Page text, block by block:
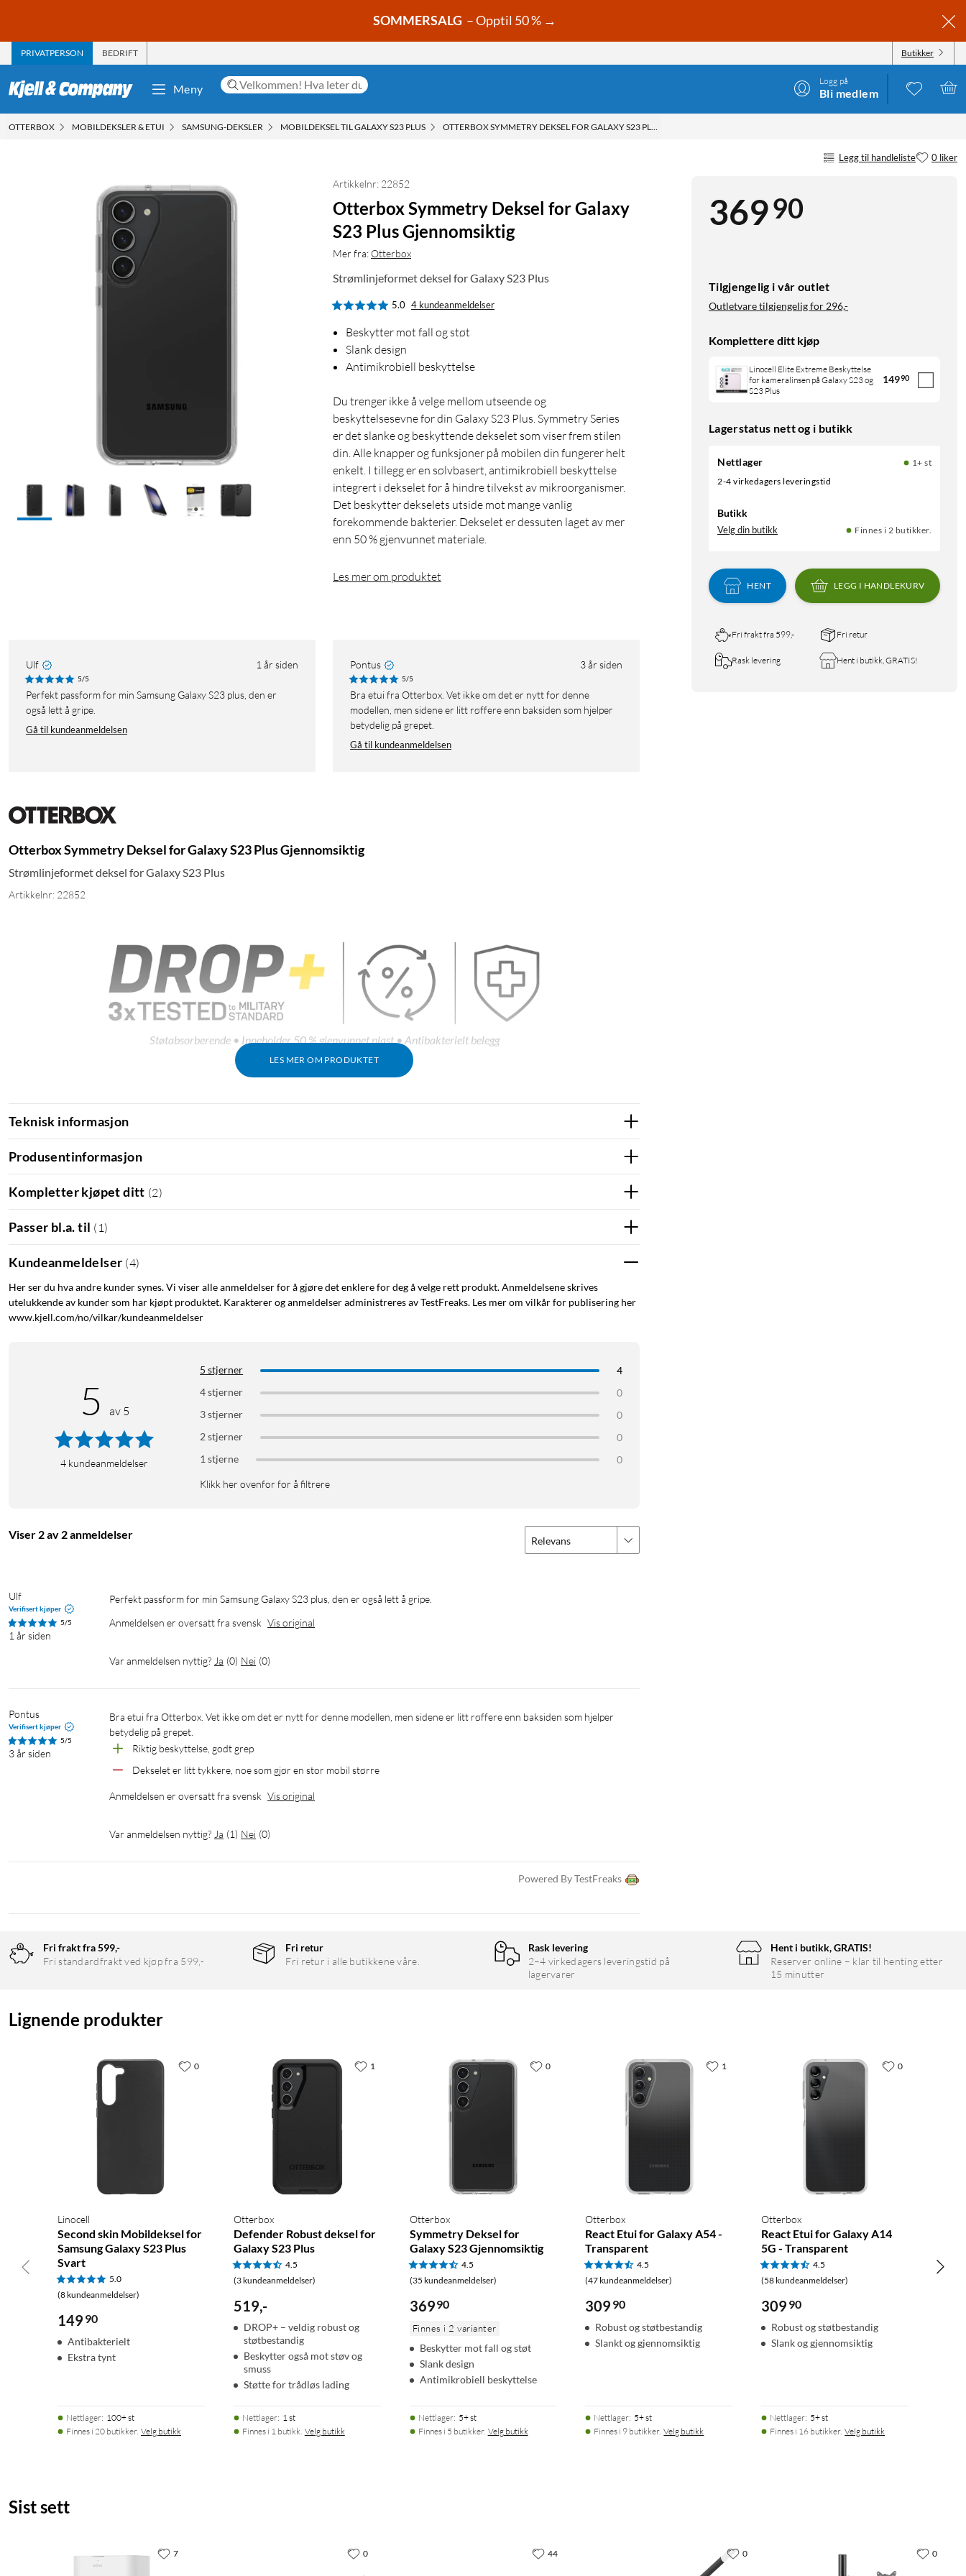
SOMMERSALG – Opptil 50 % →
PRIVATPERSON BEDRIFT Butikker
Meny
Logg på
Bli medlem
OTTERBOX MOBILDEKSLER & ETUI SAMSUNG-DEKSLER MOBILDEKSEL TIL GALAXY S23 PLUS OTTERBOX SYMMETRY DEKSEL FOR GALAXY S23 PLUS GJENNOMSIKTIG
Legg til handleliste 0 liker
36990
Tilgjengelig i vår outlet
Outletvare tilgjengelig for296,-
Komplettere ditt kjøp
Linocell Elite Extreme Beskyttelse
for kameralinsen på Galaxy S23 og
S23 Plus
14990
Lagerstatus nett og i butikk
Nettlager
1+ st
2-4 virkedagers leveringstid
Butikk
Velg din butikk Finnes i 2 butikker.
HENT LEGG I HANDLEKURV
Fri frakt fra 599,- Fri retur
Rask levering Hent i butikk, GRATIS!
Artikkelnr: 22852
Otterbox Symmetry Deksel for Galaxy
S23 Plus Gjennomsiktig
Mer fra:Otterbox
Strømlinjeformet deksel for Galaxy S23 Plus
5.0 4 kundeanmeldelser
Beskytter mot fall og støt
Slank design
Antimikrobiell beskyttelse
Du trenger ikke å velge mellom utseende og
beskyttelsesevne for din Galaxy S23 Plus. Symmetry Series
er det slanke og beskyttende dekselet som viser frem stilen
din. Alle knapper og funksjoner på mobilen din fungerer helt
enkelt. I tillegg er en sølvbasert, antimikrobiell beskyttelse
integrert i dekselet for å hindre tilvekst av mikroorganismer.
Det beskytter dekselets utside mot mange vanlig
forekommende bakterier. Dekselet er dessuten laget av mer
enn 50 % gjenvunnet materiale.
Les mer om produktet
Ulf 1 år siden
5/5
Perfekt passform for min Samsung Galaxy S23 plus, den er
også lett å gripe.
Gå til kundeanmeldelsen
Pontus 3 år siden
5/5
Bra etui fra Otterbox. Vet ikke om det er nytt for denne
modellen, men sidene er litt røffere enn baksiden som hjelper
betydelig på grepet.
Gå til kundeanmeldelsen
Otterbox Symmetry Deksel for Galaxy S23 Plus Gjennomsiktig
Strømlinjeformet deksel for Galaxy S23 Plus
Artikkelnr: 22852
LES MER OM PRODUKTET
Støtabsorberende • Inneholder 50 % gjenvunnet plast • Antibakterielt belegg
Teknisk informasjon
Produsentinformasjon
Kompletter kjøpet ditt (2)
Passer bl.a. til ( 1 )
Kundeanmeldelser (4)
Her ser du hva andre kunder synes. Vi viser alle anmeldelser for å gjøre det enklere for deg å velge rett produkt. Anmeldelsene skrives
utelukkende av kunder som har kjøpt produktet. Karakterer og anmeldelser administreres av TestFreaks. Les mer om vilkår for publisering her
www.kjell.com/no/vilkar/kundeanmeldelser
5 av 5
4 kundeanmeldelser
5 stjerner
4
4 stjerner
0
3 stjerner
0
2 stjerner
0
1 stjerne
0
Klikk her ovenfor for å filtrere
Viser 2 av 2 anmeldelser Relevans
Ulf
Verifisert kjøper
5/5
1 år siden
Perfekt passform for min Samsung Galaxy S23 plus, den er også lett å gripe.
Anmeldelsen er oversatt fra svensk Vis original
Var anmeldelsen nyttig? Ja (0) Nei (0)
Pontus
Verifisert kjøper
5/5
3 år siden
Bra etui fra Otterbox. Vet ikke om det er nytt for denne modellen, men sidene er litt røffere enn baksiden som hjelper
betydelig på grepet.
Riktig beskyttelse, godt grep
Dekselet er litt tykkere, noe som gjør en stor mobil større
Anmeldelsen er oversatt fra svensk Vis original
Var anmeldelsen nyttig? Ja (1) Nei (0)
Powered By TestFreaks
Fri frakt fra 599,-
Fri standardfrakt ved kjøp fra 599,-
Fri retur
Fri retur i alle butikkene våre.
Rask levering
2–4 virkedagers leveringstid på
lagervarer
Hent i butikk, GRATIS!
Reserver online – klar til henting etter
15 minutter
Lignende produkter
Linocell
Second skin Mobildeksel for
Samsung Galaxy S23 Plus
Svart
5.0
(8 kundeanmeldelser)
149 90
Antibakterielt
Ekstra tynt
Nettlager: 100+ st
Finnes i 20 butikker. Velg butikk
0
Otterbox
Defender Robust deksel for
Galaxy S23 Plus
4.5
(3 kundeanmeldelser)
519,-
DROP+ – veldig robust og
støtbestandig
Beskytter også mot støv og
smuss
Støtte for trådløs lading
Nettlager: 1 st
Finnes i 1 butikk. Velg butikk
1
Otterbox
Symmetry Deksel for
Galaxy S23 Gjennomsiktig
4.5
(35 kundeanmeldelser)
36990
Finnes i 2 varianter
Beskytter mot fall og støt
Slank design
Antimikrobiell beskyttelse
Nettlager: 5+ st
Finnes i 5 butikker. Velg butikk
0
Otterbox
React Etui for Galaxy A54 -
Transparent
4.5
(47 kundeanmeldelser)
309 90
Robust og støtbestandig
Slankt og gjennomsiktig
Nettlager: 5+ st
Finnes i 9 butikker. Velg butikk
1
Otterbox
React Etui for Galaxy A14
5G - Transparent
4.5
(58 kundeanmeldelser)
309 90
Robust og støtbestandig
Slank og gjennomsiktig
Nettlager: 5+ st
Finnes i 16 butikker. Velg butikk
0
Sist sett
7 0 44 0 0